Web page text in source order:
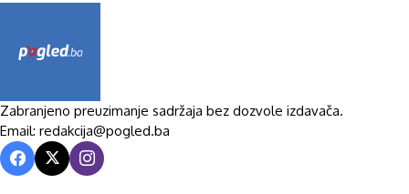
Zabranjeno preuzimanje sadržaja bez dozvole izdavača.
Email: redakcija@pogled.ba